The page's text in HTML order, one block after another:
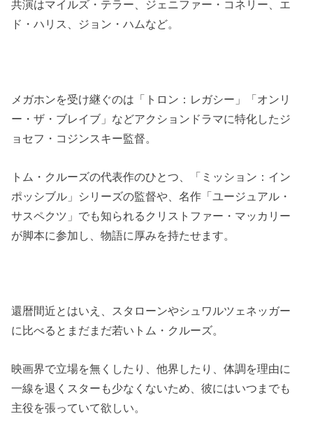
共演はマイルズ・テラー、ジェニファー・コネリー、エ
ド・ハリス、ジョン・ハムなど。
メガホンを受け継ぐのは「トロン：レガシー」「オンリ
ー・ザ・ブレイブ」などアクションドラマに特化したジ
ョセフ・コジンスキー監督。
トム・クルーズの代表作のひとつ、「ミッション：イン
ポッシブル」シリーズの監督や、名作「ユージュアル・
サスペクツ」でも知られるクリストファー・マッカリー
が脚本に参加し、物語に厚みを持たせます。
還暦間近とはいえ、スタローンやシュワルツェネッガー
に比べるとまだまだ若いトム・クルーズ。
映画界で立場を無くしたり、他界したり、体調を理由に
一線を退くスターも少なくないため、彼にはいつまでも
主役を張っていて欲しい。